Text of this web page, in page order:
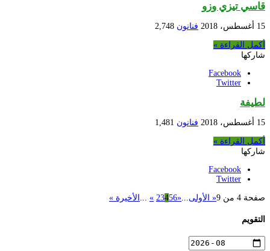
قاسي تيزي وزو
15 أغسطس، 2018 فنانون 2,748
أكمل القراءة »
شاركها
Facebook
Twitter
لطيفة
15 أغسطس، 2018 فنانون 1,481
أكمل القراءة »
شاركها
Facebook
Twitter
صفحة 4 من 9 « الأولى...
«
23456
»
... الأخيرة »
التقويم